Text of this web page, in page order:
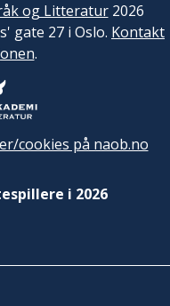
og Litteratur2026
gate 27 i Oslo. Kontakt
.
cookies på naob.no
i 2026